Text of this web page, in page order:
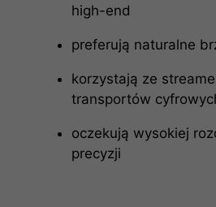
high-end
preferują naturalne
korzystają ze
transportów
oczekują wysokiej
precyzji